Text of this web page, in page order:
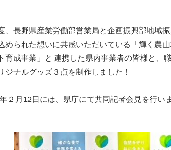
、長野県産業労働部営業局と企画振興部地域
められた想いに共感いただいている「輝く農
育成事業」と 連携した県内事業者の皆様と、
ジナルグッズ３点を制作しました！
２月12日には、県庁にて共同記者会見を行いま